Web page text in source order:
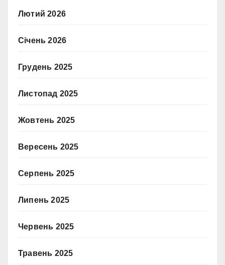
Лютий 2026
Січень 2026
Грудень 2025
Листопад 2025
Жовтень 2025
Вересень 2025
Серпень 2025
Липень 2025
Червень 2025
Травень 2025